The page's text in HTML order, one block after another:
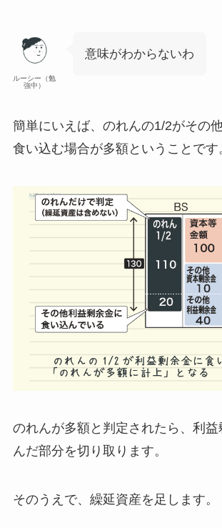
ルーシー（勉
強中）
意味がわからないわ
簡単にいえば、 のれんの1/2がその
食い込む場合が多額ということです
のれんが多額と判定されたら、利益
んだ部分を切り取ります。
そのうえで、繰延資産を足します。